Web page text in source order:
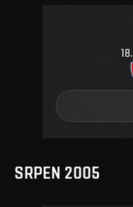
18.
SRPEN 2005